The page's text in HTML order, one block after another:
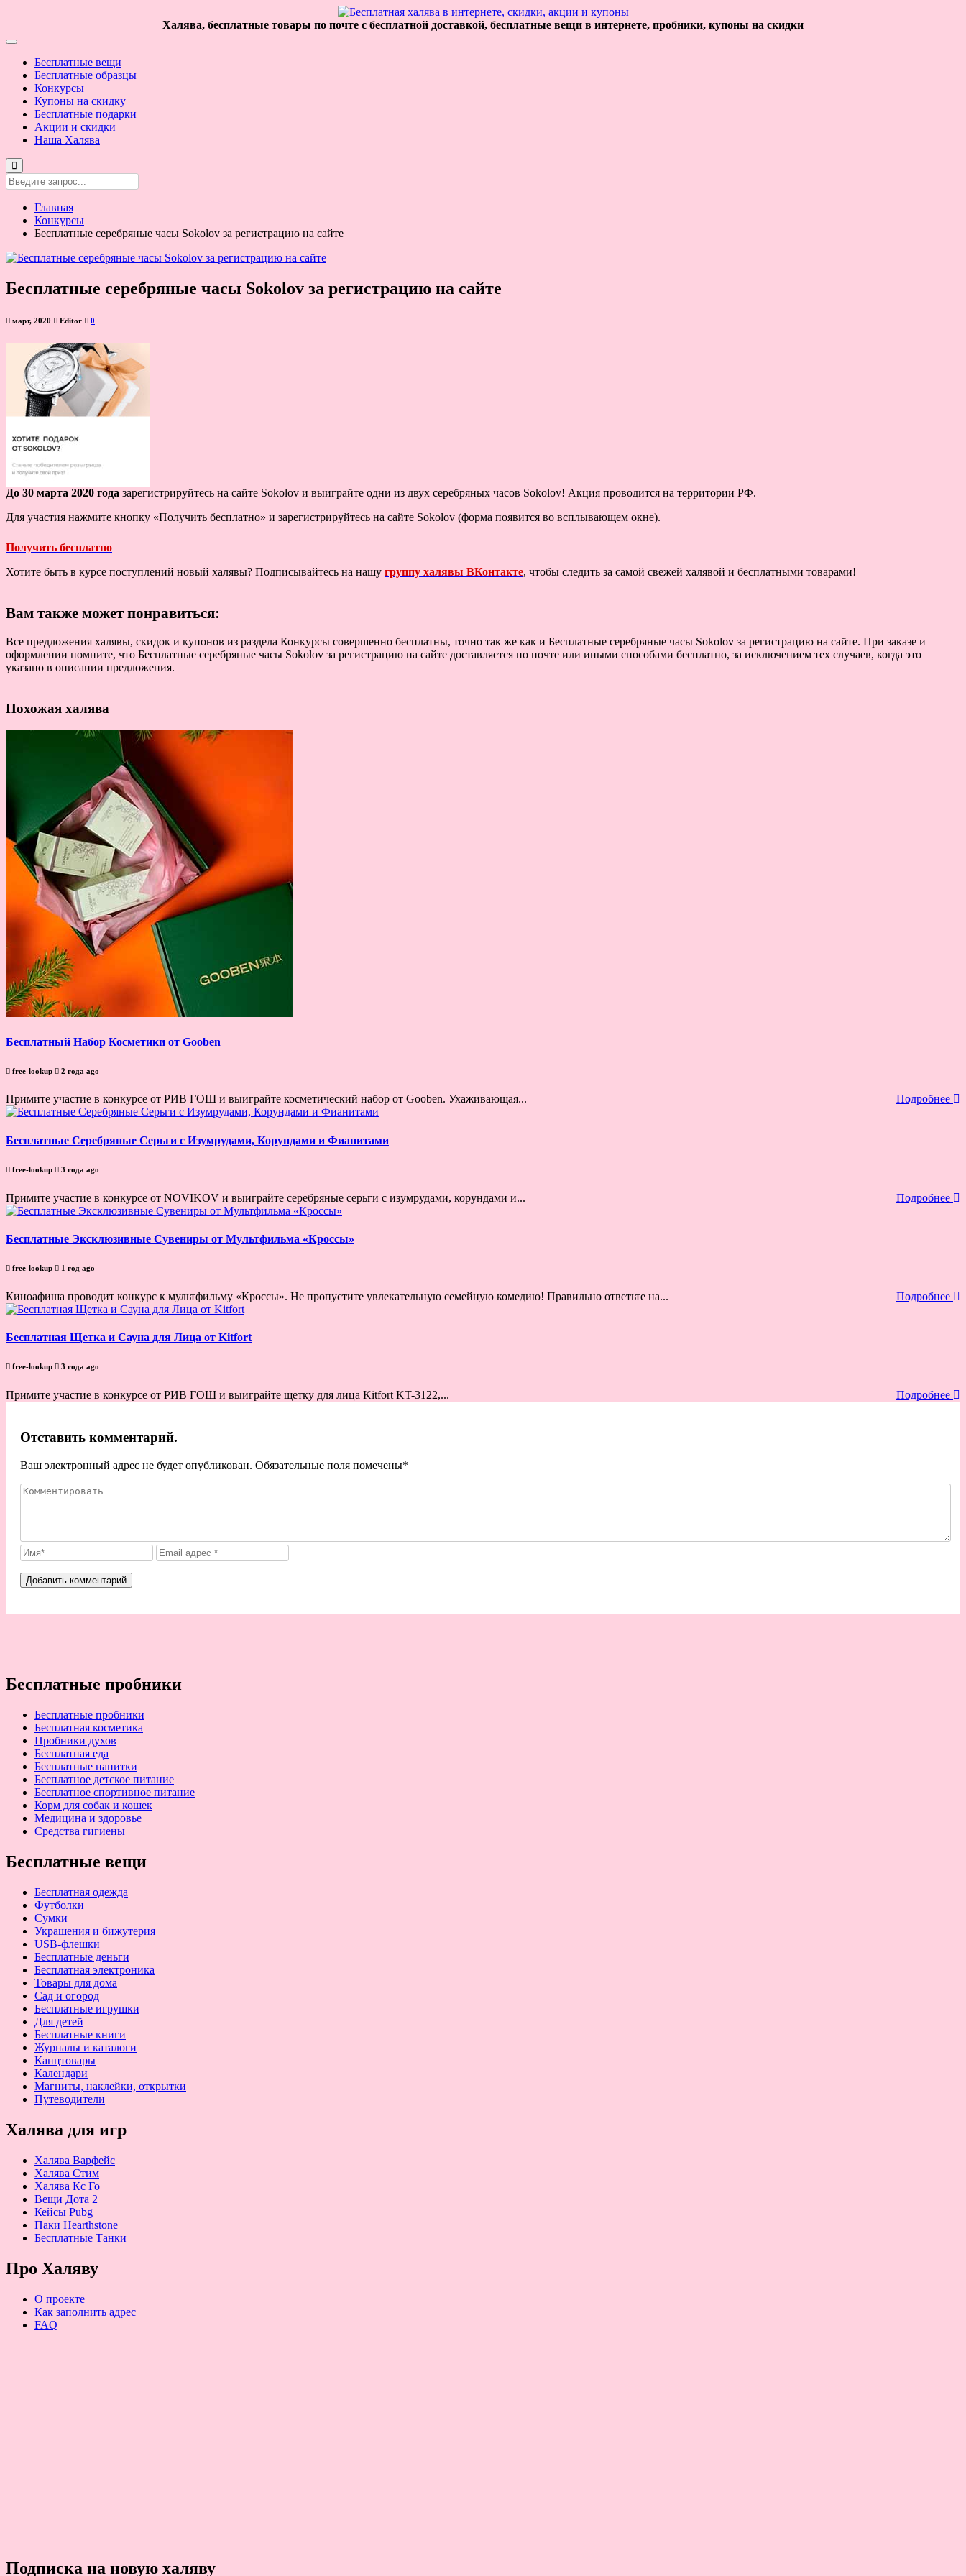
Халява, бесплатные товары по почте с бесплатной доставкой, бесплатные вещи в интернете, пробники, купоны на скидки
Бесплатные вещи
Бесплатные образцы
Конкурсы
Купоны на скидку
Бесплатные подарки
Акции и скидки
Наша Халява
Главная
Конкурсы
Бесплатные серебряные часы Sokolov за регистрацию на сайте
Бесплатные серебряные часы Sokolov за регистрацию на сайте
март, 2020 Editor 0
До 30 марта 2020 года зарегистрируйтесь на сайте Sokolov и выиграйте одни из двух серебряных часов Sokolov! Акция проводится на территории РФ.
Для участия нажмите кнопку «Получить бесплатно» и зарегистрируйтесь на сайте Sokolov (форма появится во всплывающем окне).
Получить бесплатно
Хотите быть в курсе поступлений новый халявы? Подписывайтесь на нашу группу халявы ВКонтакте, чтобы следить за самой свежей халявой и бесплатными товарами!
Вам также может понравиться:
Все предложения халявы, скидок и купонов из раздела Конкурсы совершенно бесплатны, точно так же как и Бесплатные серебряные часы Sokolov за регистрацию на сайте. При заказе и
оформлении помните, что Бесплатные серебряные часы Sokolov за регистрацию на сайте доставляется по почте или иными способами бесплатно, за исключением тех случаев, когда это
указано в описании предложения.
Похожая халява
Бесплатный Набор Косметики от Gooben
free-lookup 2 года ago
Примите участие в конкурсе от РИВ ГОШ и выиграйте косметический набор от Gooben. Ухаживающая... Подробнее
Бесплатные Серебряные Серьги с Изумрудами, Корундами и Фианитами
free-lookup 3 года ago
Примите участие в конкурсе от NOVIKOV и выиграйте серебряные серьги с изумрудами, корундами и... Подробнее
Бесплатные Эксклюзивные Сувениры от Мультфильма «Кроссы»
free-lookup 1 год ago
Киноафиша проводит конкурс к мультфильму «Кроссы». Не пропустите увлекательную семейную комедию! Правильно ответьте на... Подробнее
Бесплатная Щетка и Сауна для Лица от Kitfort
free-lookup 3 года ago
Примите участие в конкурсе от РИВ ГОШ и выиграйте щетку для лица Kitfort KT-3122,... Подробнее
Отставить комментарий.
Ваш электронный адрес не будет опубликован. Обязательные поля помечены*
Бесплатные пробники
Бесплатные пробники
Бесплатная косметика
Пробники духов
Бесплатная еда
Бесплатные напитки
Бесплатное детское питание
Бесплатное спортивное питание
Корм для собак и кошек
Медицина и здоровье
Средства гигиены
Бесплатные вещи
Бесплатная одежда
Футболки
Сумки
Украшения и бижутерия
USB-флешки
Бесплатные деньги
Бесплатная электроника
Товары для дома
Сад и огород
Бесплатные игрушки
Для детей
Бесплатные книги
Журналы и каталоги
Канцтовары
Календари
Магниты, наклейки, открытки
Путеводители
Халява для игр
Халява Варфейс
Халява Стим
Халява Кс Го
Вещи Дота 2
Кейсы Pubg
Паки Hearthstone
Бесплатные Танки
Про Халяву
О проекте
Как заполнить адрес
FAQ
Подписка на новую халяву